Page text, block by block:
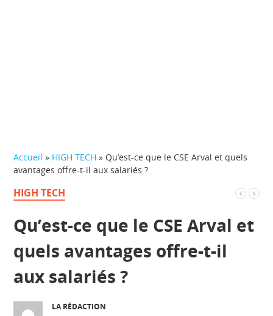
Accueil » HIGH TECH » Qu’est-ce que le CSE Arval et quels
avantages offre-t-il aux salariés ?
HIGH TECH
Qu’est-ce que le CSE Arval et
quels avantages offre-t-il
aux salariés ?
LA RÉDACTION